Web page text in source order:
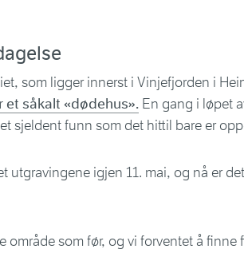
som ligger innerst i Vinjefjorden i
et såkalt «dødehus». En gang i løpet
sjeldent funn som det hittil bare er
utgravingene igjen 11. mai, og nå er
område som før, og vi forventet å finne